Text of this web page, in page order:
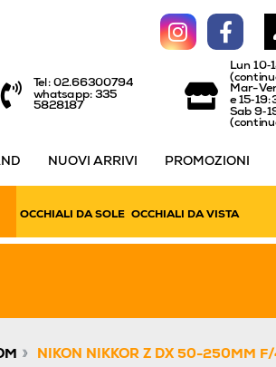
Tel: 02.66300794
whatsapp: 335
5828187
Lun
Mar-
e
Sab
NUOVI ARRIVI PROMOZIONI
OCCHIALI DA SOLE OCCHIALI DA VISTA
» NIKON NIKKOR Z DX 50-250MM